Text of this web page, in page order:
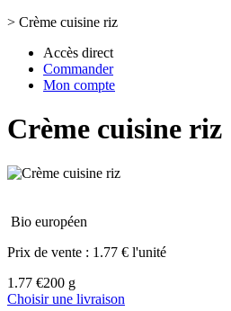
> Crème cuisine riz
Accès direct
Commander
Mon compte
Crème cuisine riz
Bio européen
Prix de vente : 1.77 € l'unité
1.77 €200 g
Choisir une livraison